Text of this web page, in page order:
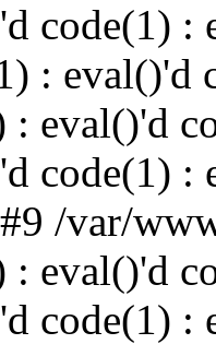
code(1) :
: eval()'d
: eval()'d
code(1) :
/var/
: eval()'d
code(1) :